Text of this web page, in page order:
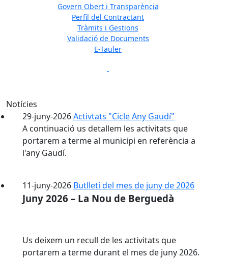
Govern Obert i Transparència
Perfil del Contractant
Tràmits i Gestions
Validació de Documents
E-Tauler
Notícies
29-juny-2026Activtats "Cicle Any Gaudí"
A continuació us detallem les activitats que
portarem a terme al municipi en referència a
l'any Gaudí.
11-juny-2026 Butlletí del mes de juny de 2026
Juny 2026 – La Nou de Berguedà
Us deixem un recull de les activitats que
portarem a terme durant el mes de juny 2026.